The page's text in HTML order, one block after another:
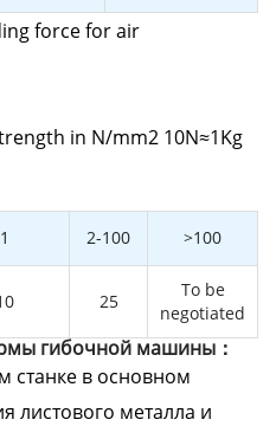
force for air
in N/mm2 10N≈1Kg
1 2-100 >100
25
To be
negotiated
гибочной машины：
станке в основном
листового металла и